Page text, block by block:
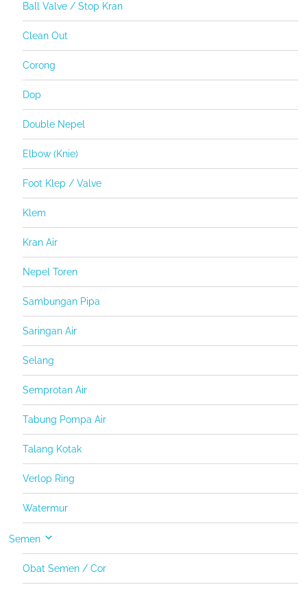
Ball Valve / Stop Kran
Clean Out
Corong
Dop
Double Nepel
Elbow (Knie)
Foot Klep / Valve
Klem
Kran Air
Nepel Toren
Sambungan Pipa
Saringan Air
Selang
Semprotan Air
Tabung Pompa Air
Talang Kotak
Verlop Ring
Watermur
Semen
Obat Semen / Cor